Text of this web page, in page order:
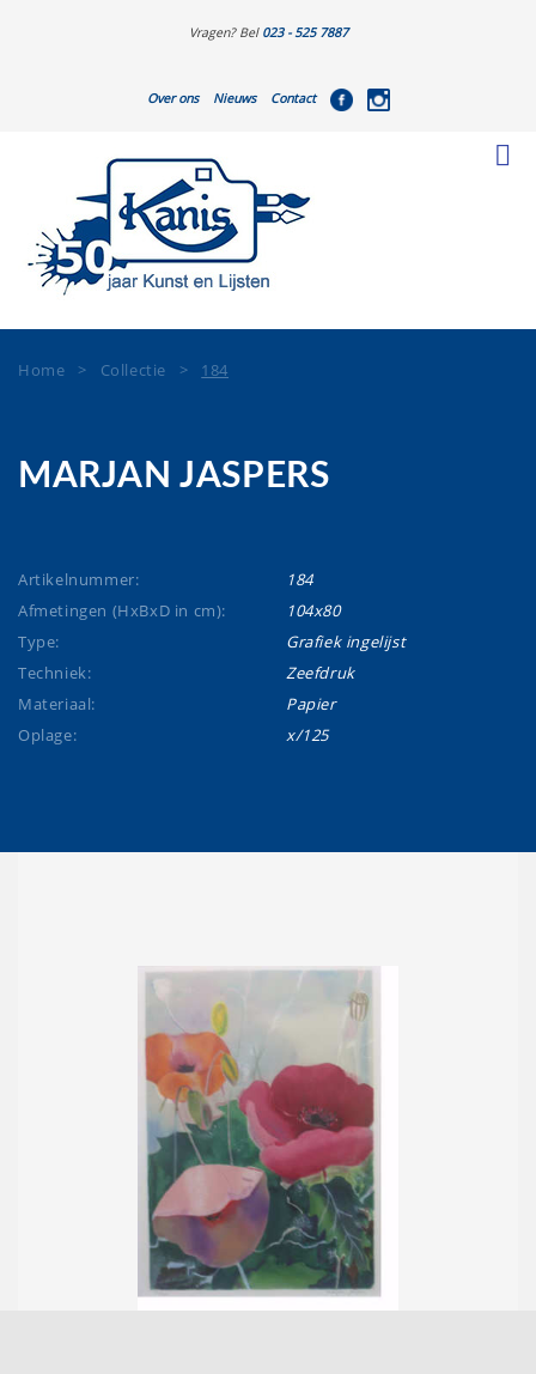
Vragen? Bel 023 - 525 7887
Over ons Nieuws Contact
Home > Collectie > 184
MARJAN JASPERS
Artikelnummer:
184
Afmetingen (HxBxD in cm):
104x80
Type:
Grafiek ingelijst
Techniek:
Zeefdruk
Materiaal:
Papier
Oplage:
x/125